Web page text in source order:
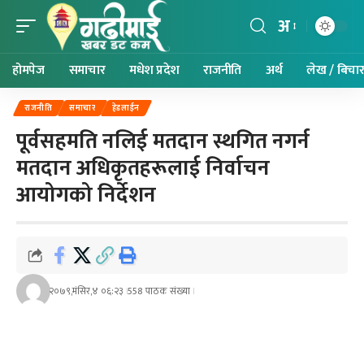
अ
होमपेज समाचार मधेश प्रदेश राजनीति अर्थ लेख / बिचार
राजनीति समाचार हेडलाईन
पूर्वसहमति नलिई मतदान स्थगित नगर्न
मतदान अधिकृतहरूलाई निर्वाचन
आयोगको निर्देशन
२०७९,मंसिर,४ ०६:२३ 558 पाठक संख्या